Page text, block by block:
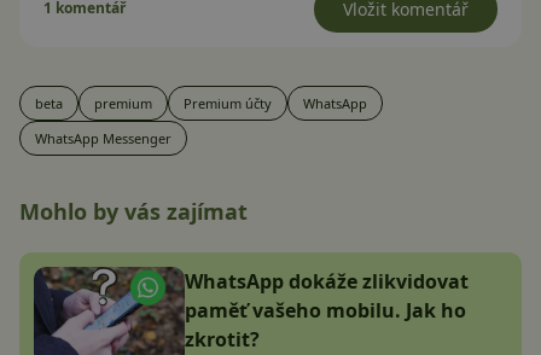
1 komentář Vložit komentář
beta premium Premium účty
WhatsApp
WhatsApp Messenger
Mohlo by vás zajímat
WhatsApp dokáže zlikvidovat
paměť vašeho mobilu. Jak ho
zkrotit?